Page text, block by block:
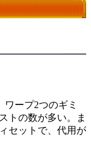
ープ2つのギミ
トの数が多い。ま
セットで、代用が